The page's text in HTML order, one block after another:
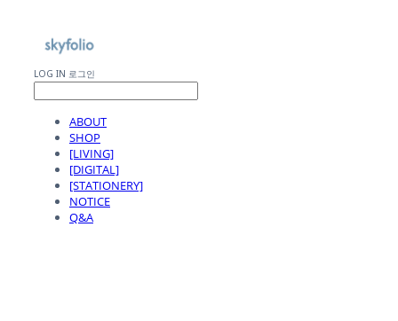
LOG IN 로그인
ABOUT
SHOP
[LIVING]
[DIGITAL]
[STATIONERY]
NOTICE
Q&A